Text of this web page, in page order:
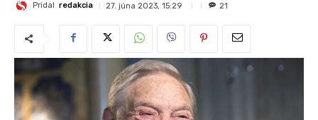
Pridal redakcia 27. júna 2023, 15:29 21